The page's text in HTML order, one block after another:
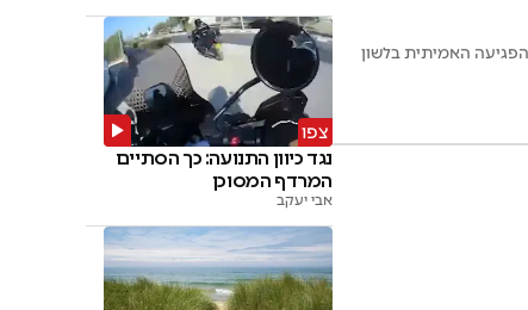
האמיתית בלשון
צפו
נגד כיוון התנועה: כך הסתיים
המרדף המסוכן
אבי יעקב